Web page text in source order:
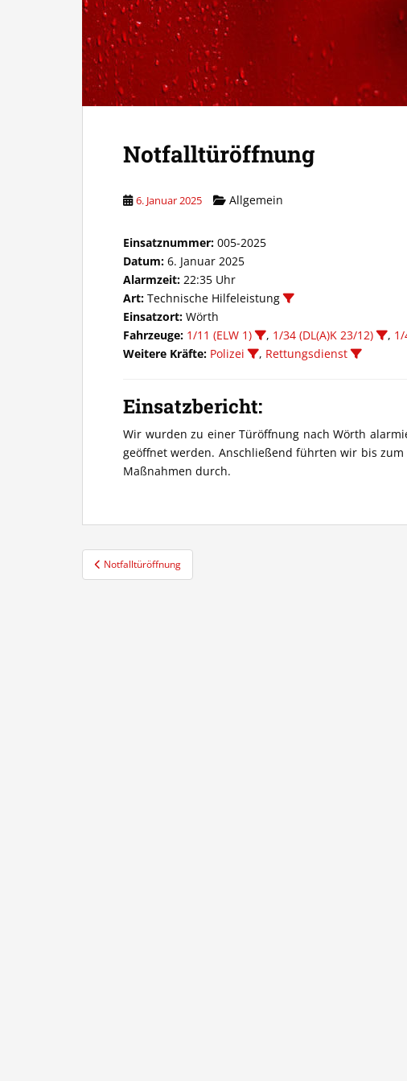
Notfalltüröffnung
6. Januar 2025 Allgemein
Einsatznummer: 005-2025
Datum: 6. Januar 2025
Alarmzeit: 22:35 Uhr
Art: Technische Hilfeleistung
Einsatzort: Wörth
Fahrzeuge: 1/11 (ELW 1) , 1/34 (DL(A)K 23/12) , 1/
Weitere Kräfte: Polizei , Rettungsdienst
Einsatzbericht:
Wir wurden zu einer Türöffnung nach Wörth
geöffnet werden. Anschließend führten wir bis
Maßnahmen durch.
Beitragsnavigation
Notfalltüröffnung